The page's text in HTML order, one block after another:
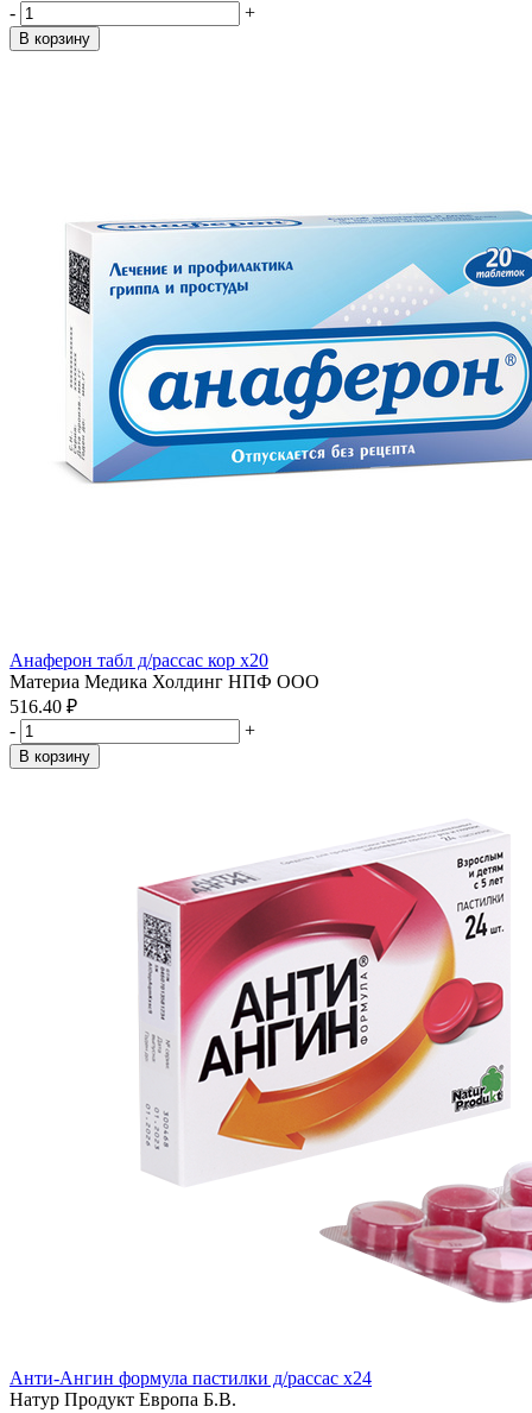
-
+
В корзину
Анаферон табл д/рассас кор x20
Материа Медика Холдинг НПФ ООО
516.40 ₽
-
+
В корзину
Анти-Ангин формула пастилки д/рассас x24
Натур Продукт Европа Б.В.